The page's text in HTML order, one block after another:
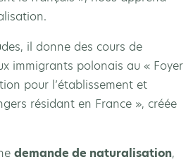
il donne des cours de
immigrants polonais au « Foyer
pour l’établissement et
résidant en France », créée
demande de naturalisation,